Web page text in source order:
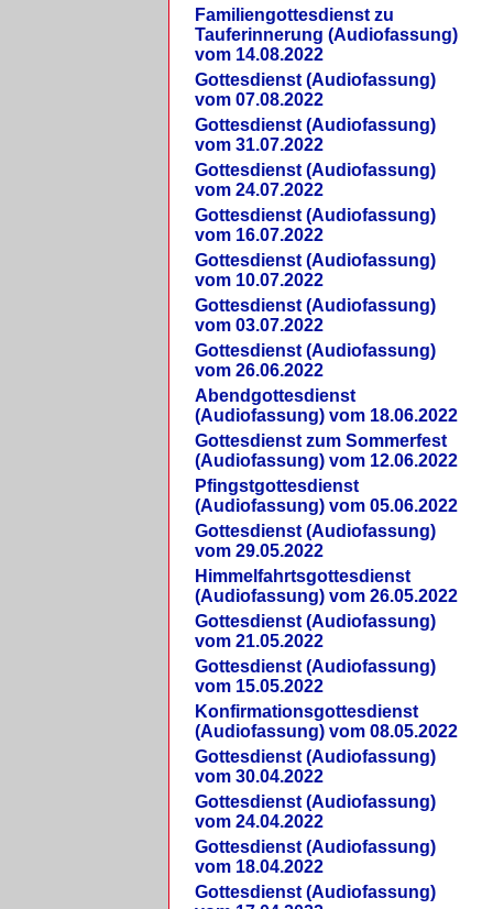
Familiengottesdienst zu
Tauferinnerung (Audiofassung)
vom 14.08.2022
Gottesdienst (Audiofassung)
vom 07.08.2022
Gottesdienst (Audiofassung)
vom 31.07.2022
Gottesdienst (Audiofassung)
vom 24.07.2022
Gottesdienst (Audiofassung)
vom 16.07.2022
Gottesdienst (Audiofassung)
vom 10.07.2022
Gottesdienst (Audiofassung)
vom 03.07.2022
Gottesdienst (Audiofassung)
vom 26.06.2022
Abendgottesdienst
(Audiofassung) vom 18.06.2022
Gottesdienst zum Sommerfest
(Audiofassung) vom 12.06.2022
Pfingstgottesdienst
(Audiofassung) vom 05.06.2022
Gottesdienst (Audiofassung)
vom 29.05.2022
Himmelfahrtsgottesdienst
(Audiofassung) vom 26.05.2022
Gottesdienst (Audiofassung)
vom 21.05.2022
Gottesdienst (Audiofassung)
vom 15.05.2022
Konfirmationsgottesdienst
(Audiofassung) vom 08.05.2022
Gottesdienst (Audiofassung)
vom 30.04.2022
Gottesdienst (Audiofassung)
vom 24.04.2022
Gottesdienst (Audiofassung)
vom 18.04.2022
Gottesdienst (Audiofassung)